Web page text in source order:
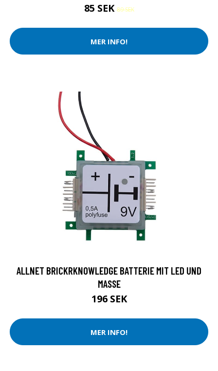
85 SEK89 SEK
MER INFO!
ALLNET BRICKRKNOWLEDGE BATTERIE MIT LED UND
MASSE
196 SEK
MER INFO!